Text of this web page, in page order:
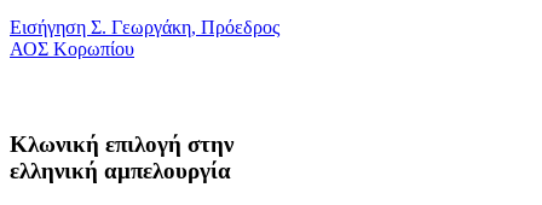
Εισήγηση Σ. Γεωργάκη, Πρόεδρος
ΑΟΣ Κορωπίου
Κλωνική επιλογή στην
ελληνική αμπελουργία